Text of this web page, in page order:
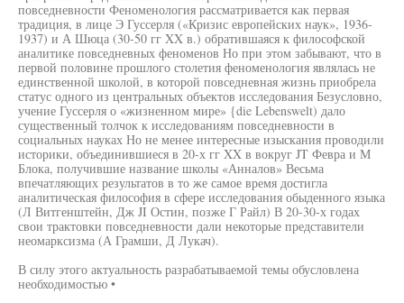
повседневности Феноменология рассматривается как первая
традиция, в лице Э Гуссерля («Кризис европейских наук», 1936-
1937) и А Шюца (30-50 гг XX в.) обратившаяся к философской
аналитике повседневных феноменов Но при этом забывают, что в
первой половине прошлого столетия феноменология являлась не
единственной школой, в которой повседневная жизнь приобрела
статус одного из центральных объектов исследования Безусловно,
учение Гуссерля о «жизненном мире» {die Lebenswelt) дало
существенный толчок к исследованиям повседневности в
социальных науках Но не менее интересные изыскания проводили
историки, объединившиеся в 20-х гг XX в вокруг JT Февра и М
Блока, получившие название школы «Анналов» Весьма
впечатляющих результатов в то же самое время достигла
аналитическая философия в сфере исследования обыденного языка
(Л Витгенштейн, Дж JI Остин, позже Г Райл) В 20-30-х годах
свои трактовки повседневности дали некоторые представители
неомарксизма (А Грамши, Д Лукач).
В силу этого актуальность разрабатываемой темы обусловлена
необходимостью •